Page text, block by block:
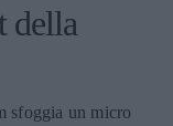
della
sfoggia un micro